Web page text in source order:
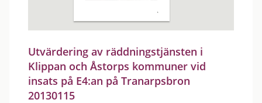
Utvärdering av räddningstjänsten i
Klippan och Åstorps kommuner vid
insats på E4:an på Tranarpsbron
20130115